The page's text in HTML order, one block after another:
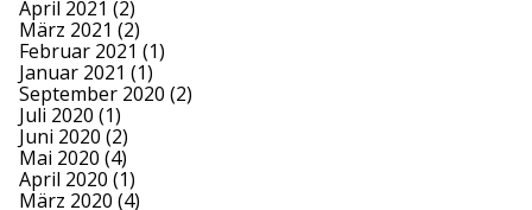
April 2021 (2)
März 2021 (2)
Februar 2021 (1)
Januar 2021 (1)
September 2020 (2)
Juli 2020 (1)
Juni 2020 (2)
Mai 2020 (4)
April 2020 (1)
März 2020 (4)